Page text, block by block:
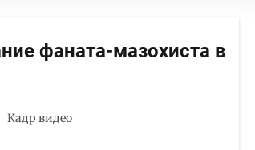
фаната-мазохиста в
Кадр видео